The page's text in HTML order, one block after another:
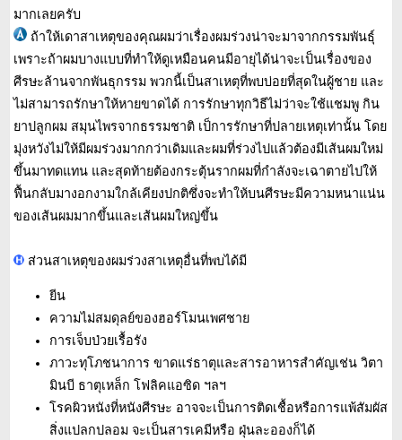
มากเลยครับ
ถ้าให้เดาสาเหตุของคุณผมว่าเรื่องผมร่วงน่าจะมาจากกรรมพันธุ์
เพราะถ้าผมบางแบบที่ทำให้ดูเหมือนคนมีอายุได้น่าจะเป็นเรื่องของ
ศีรษะล้านจากพันธุกรรม พวกนี้เป็นสาเหตุที่พบบ่อยที่สุดในผู้ชาย และ
ไม่สามารถรักษาให้หายขาดได้ การรักษาทุกวิธีไม่ว่าจะใช้แชมพู กิน
ยาปลูกผม สมุนไพรจากธรรมชาติ เป็การรักษาที่ปลายเหตุเท่านั้น โดย
มุ่งหวังไม่ให้มีผมร่วงมากกว่าเดิมและผมที่ร่วงไปแล้วต้องมีเส้นผมใหม่
ขึ้นมาทดแทน และสุดท้ายต้องกระตุ้นรากผมที่กำลังจะเฉาตายไปให้
ฟื้นกลับมางอกงามใกล้เคียงปกติซึ่งจะทำให้บนศีรษะมีความหนาแน่น
ของเส้นผมมากขึ้นและเส้นผมใหญ่ขึ้น
ส่วนสาเหตุของผมร่วงสาเหตุอื่นที่พบได้มี
ยีน
ความไม่สมดุลย์ของฮอร์โมนเพศชาย
การเจ็บป่วยเรื้อรัง
ภาวะทุโภชนาการ ขาดแร่ธาตุและสารอาหารสำคัญเช่น วิตา
มินบี ธาตุเหล็ก โฟลิคแอซิด ฯลฯ
โรคผิวหนังที่หนังศีรษะ อาจจะเป็นการติดเชื้อหรือการแพ้สัมผัส
สิ่งแปลกปลอม จะเป็นสารเคมีหรือ ฝุ่นละอองก็ได้